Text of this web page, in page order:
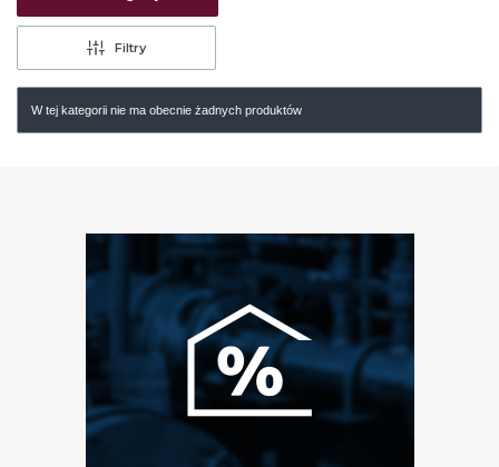
Filtry
W tej kategorii nie ma obecnie żadnych produktów